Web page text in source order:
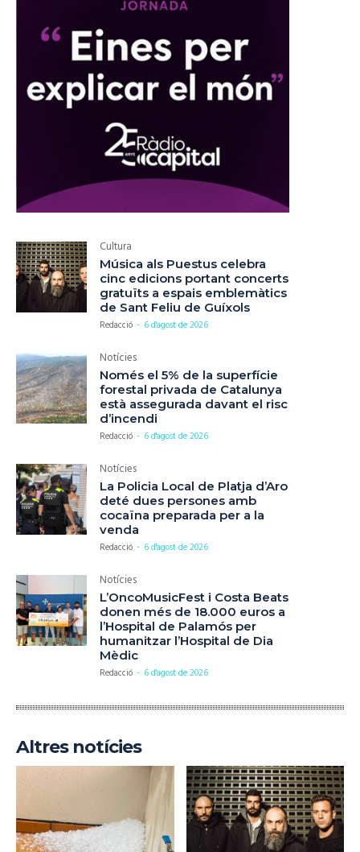
Cultura
Música als Puestus celebra
cinc edicions portant concerts
gratuïts a espais emblemàtics
de Sant Feliu de Guíxols
Redacció - 6 d'agost de 2026
Notícies
Només el 5% de la superfície
forestal privada de Catalunya
està assegurada davant el risc
d’incendi
Redacció - 6 d'agost de 2026
Notícies
La Policia Local de Platja d’Aro
deté dues persones amb
cocaïna preparada per a la
venda
Redacció - 6 d'agost de 2026
Notícies
L’OncoMusicFest i Costa Beats
donen més de 18.000 euros a
l’Hospital de Palamós per
humanitzar l’Hospital de Dia
Mèdic
Redacció - 6 d'agost de 2026
Altres notícies